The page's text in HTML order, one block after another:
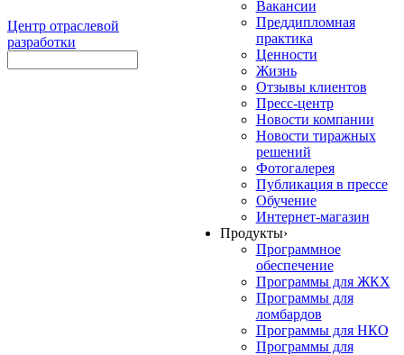
Центр отраслевой
разработки
Вакансии
Преддипломная
практика
Ценности
Жизнь
Отзывы клиентов
Пресс-центр
Новости компании
Новости тиражных
решений
Фотогалерея
Публикация в прессе
Обучение
Интернет-магазин
Продукты›
Программное
обеспечение
Программы для ЖКХ
Программы для
ломбардов
Программы для НКО
Программы для